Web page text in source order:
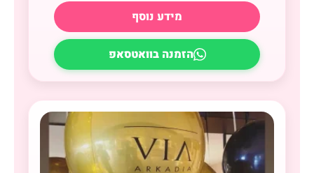
מידע נוסף
הזמנה בוואטסאפ